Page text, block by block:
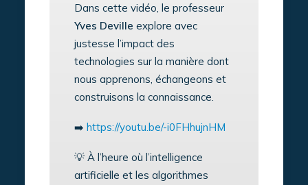
Dans cette vidéo, le professeur
Yves Deville explore avec
justesse l’impact des
technologies sur la manière dont
nous apprenons, échangeons et
construisons la connaissance.
➡️ https://youtu.be/-i0FHhujnHM
💡 À l’heure où l’intelligence
artificielle et les algorithmes